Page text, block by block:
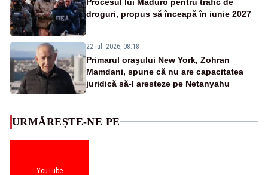
droguri, propus să înceapă în iunie 2027
22 iul. 2026, 08:18
Primarul oraşului New York, Zohran
Mamdani, spune că nu are capacitatea
juridică să-l aresteze pe Netanyahu
URMĂREȘTE-NE PE
YouTube